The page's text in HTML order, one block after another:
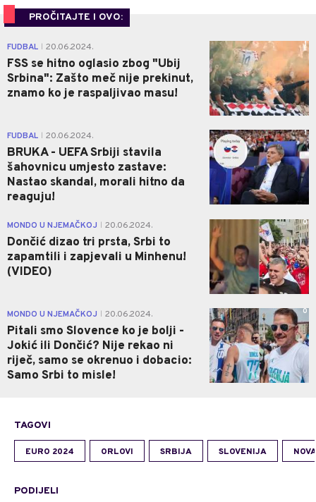
PROČITAJTE I OVO:
FUDBAL 20.06.2024.
FSS se hitno oglasio zbog "Ubij
Srbina": Zašto meč nije prekinut,
znamo ko je raspaljivao masu!
1
FUDBAL 20.06.2024.
BRUKA - UEFA Srbiji stavila
šahovnicu umjesto zastave:
Nastao skandal, morali hitno da
reaguju!
1
MONDO U NJEMAČKOJ 20.06.2024.
Dončić dizao tri prsta, Srbi to
zapamtili i zapjevali u Minhenu!
(VIDEO)
0
MONDO U NJEMAČKOJ 20.06.2024.
Pitali smo Slovence ko je bolji -
Jokić ili Dončić? Nije rekao ni
riječ, samo se okrenuo i dobacio:
Samo Srbi to misle!
0
TAGOVI
EURO 2024 ORLOVI SRBIJA SLOVENIJA
PODIJELI